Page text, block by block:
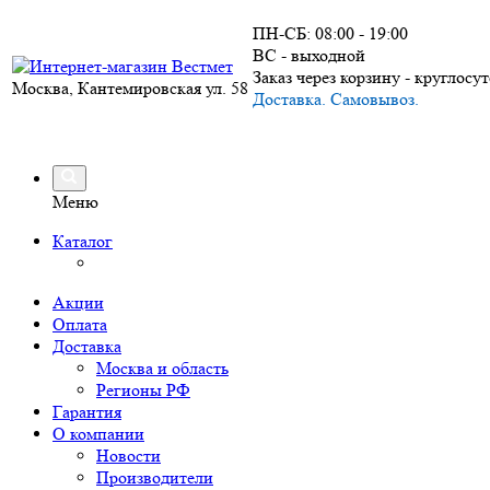
Москва, Кантемировская ул. 58
ПН-СБ: 08:00 - 19:00
ВС - выходной
Заказ через корзину -
Доставка. Самовывоз.
Меню
Каталог
Акции
Оплата
Доставка
Москва и область
Регионы РФ
Гарантия
О компании
Новости
Производители